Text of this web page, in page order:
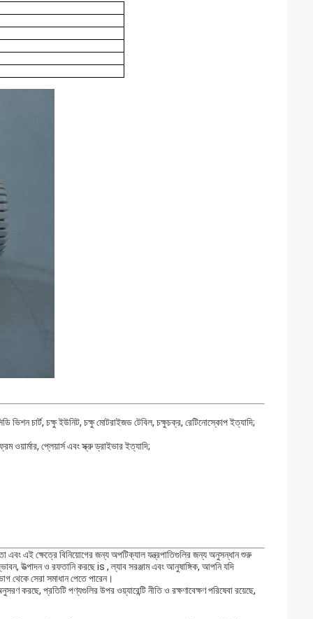
ভিশন চার্ট, চক্ষু ইউনিট, চক্ষু মোটরাইজড টেবিল, চক্ষুচক্র, রেটিনোস্কোপ ইত্যাদি;
ওয়ার্মার, প্লেয়ার্স এবং স্ক্রু ড্রাইভার ইত্যাদি;
এই ক্ষেত্রে বিনিয়োগের জন্য অপটিক্যাল যন্ত্রপাতিগুলির জন্য অনুসন্ধান শুরু
উত্পাদন ও রফতানি করছে is , ল্যাব সরঞ্জাম এবং আনুষাঙ্গিক, আপনি যদি
থেকে সেরা সমাধান পেতে পারেন।
প্রতিটি পণ্যগুলির উপর ওয়্যারেন্টি নীতি ও রক্ষণাবেক্ষণ পরিষেবা রয়েছে,